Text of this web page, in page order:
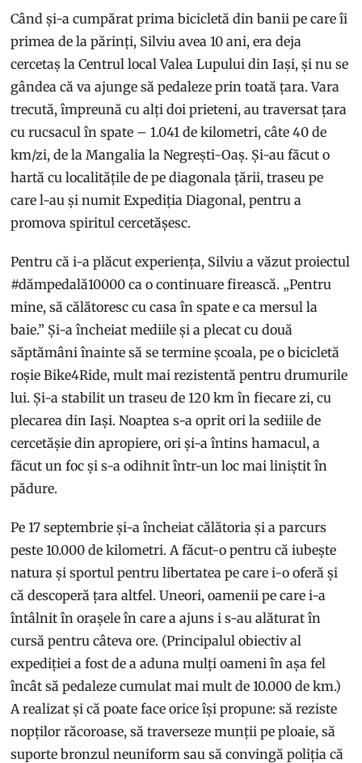
Când și-a cumpărat prima bicicletă din banii pe care îi
primea de la părinți, Silviu avea 10 ani, era deja
cercetaș la Centrul local Valea Lupului din Iași, și nu se
gândea că va ajunge să pedaleze prin toată țara. Vara
trecută, împreună cu alți doi prieteni, au traversat țara
cu rucsacul în spate – 1.041 de kilometri, câte 40 de
km/zi, de la Mangalia la Negrești-Oaș. Și-au făcut o
hartă cu localitățile de pe diagonala țării, traseu pe
care l-au și numit Expediția Diagonal, pentru a
promova spiritul cercetășesc.
Pentru că i-a plăcut experiența, Silviu a văzut proiectul
#dămpedală10000 ca o continuare firească. „Pentru
mine, să călătoresc cu casa în spate e ca mersul la
baie.” Și-a încheiat mediile și a plecat cu două
săptămâni înainte să se termine școala, pe o bicicletă
roșie Bike4Ride, mult mai rezistentă pentru drumurile
lui. Și-a stabilit un traseu de 120 km în fiecare zi, cu
plecarea din Iași. Noaptea s-a oprit ori la sediile de
cercetășie din apropiere, ori și-a întins hamacul, a
făcut un foc și s-a odihnit într-un loc mai liniștit în
pădure.
Pe 17 septembrie și-a încheiat călătoria și a parcurs
peste 10.000 de kilometri. A făcut-o pentru că iubește
natura și sportul pentru libertatea pe care i-o oferă și
că descoperă țara altfel. Uneori, oamenii pe care i-a
întâlnit în orașele în care a ajuns i s-au alăturat în
cursă pentru câteva ore. (Principalul obiectiv al
expediției a fost de a aduna mulți oameni în așa fel
încât să pedaleze cumulat mai mult de 10.000 de km.)
A realizat și că poate face orice își propune: să reziste
nopților răcoroase, să traverseze munții pe ploaie, să
suporte bronzul neuniform sau să convingă poliția că